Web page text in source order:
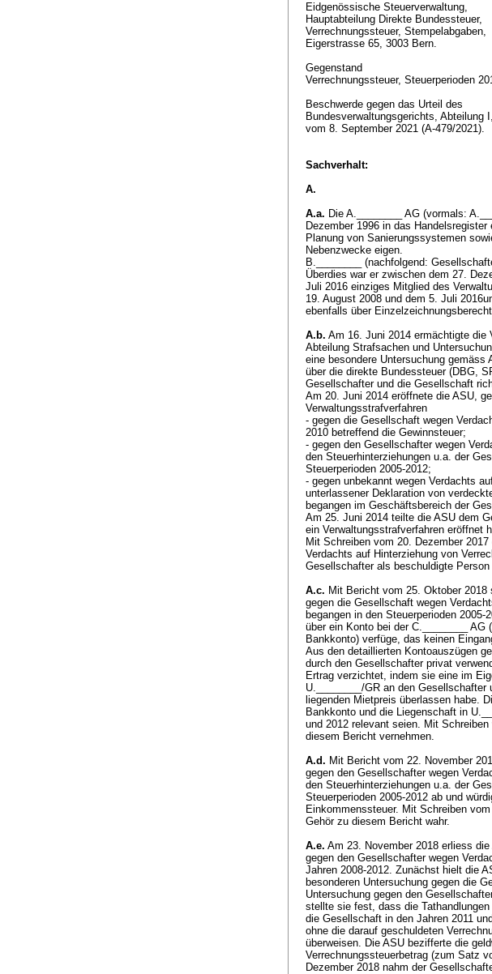
Eidgenössische Steuerverwaltung,
Hauptabteilung Direkte Bundessteuer,
Verrechnungssteuer, Stempelabgaben,
Eigerstrasse 65, 3003 Bern.
Gegenstand
Verrechnungssteuer, Steuerperioden
Beschwerde gegen das Urteil des
Bundesverwaltungsgerichts, Abteilung I,
vom 8. September 2021 (A-479/2021).
Sachverhalt:
A.
A.a. Die A.________ AG (vormals:
Dezember 1996 in das
Planung von Sanierungssystemen
Nebenzwecke eigen.
B.________ (nachfolgend:
Überdies war er zwischen dem 27.
Juli 2016 einziges Mitglied des
19. August 2008 und dem 5. Juli
ebenfalls über
A.b. Am 16. Juni 2014 ermächtigte die
Abteilung Strafsachen und
eine besondere Untersuchung gemäss
über die direkte Bundessteuer (DBG,
Gesellschafter und die Gesellschaft
Am 20. Juni 2014 eröffnete die ASU,
Verwaltungsstrafverfahren
- gegen die Gesellschaft wegen
2010 betreffend die Gewinnsteuer;
- gegen den Gesellschafter wegen
den Steuerhinterziehungen u.a. der
Steuerperioden 2005-2012;
- gegen unbekannt wegen Verdachts
unterlassener Deklaration von
begangen im Geschäftsbereich der
Am 25. Juni 2014 teilte die ASU dem
ein Verwaltungsstrafverfahren eröffnet
Mit Schreiben vom 20. Dezember
Verdachts auf Hinterziehung von
Gesellschafter als beschuldigte Person
A.c. Mit Bericht vom 25. Oktober
gegen die Gesellschaft wegen
begangen in den Steuerperioden
über ein Konto bei der C.________
Bankkonto) verfüge, das keinen
Aus den detaillierten Kontoauszügen
durch den Gesellschafter privat
Ertrag verzichtet, indem sie eine im
U.________/GR an den
liegenden Mietpreis überlassen habe.
Bankkonto und die Liegenschaft in
und 2012 relevant seien. Mit
diesem Bericht vernehmen.
A.d. Mit Bericht vom 22. November
gegen den Gesellschafter wegen
den Steuerhinterziehungen u.a. der
Steuerperioden 2005-2012 ab und
Einkommenssteuer. Mit Schreiben
Gehör zu diesem Bericht wahr.
A.e. Am 23. November 2018 erliess
gegen den Gesellschafter wegen
Jahren 2008-2012. Zunächst hielt die
besonderen Untersuchung gegen die
Untersuchung gegen den
stellte sie fest, dass die
die Gesellschaft in den Jahren 2011
ohne die darauf geschuldeten
überweisen. Die ASU bezifferte die
Verrechnungssteuerbetrag (zum Satz
Dezember 2018 nahm der